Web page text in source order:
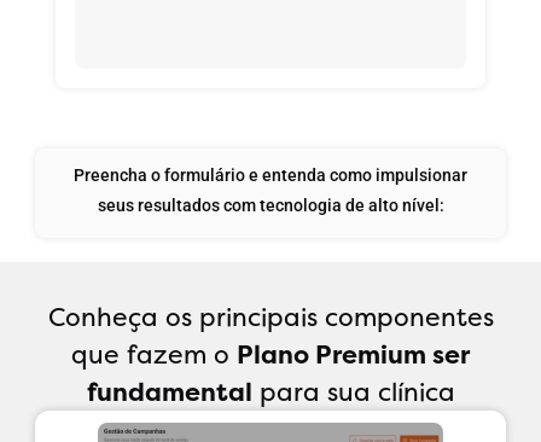
Preencha o formulário e entenda como impulsionar
seus resultados com tecnologia de alto nível:
Conheça os principais componentes
que fazem o Plano Premium ser
fundamental para sua clínica